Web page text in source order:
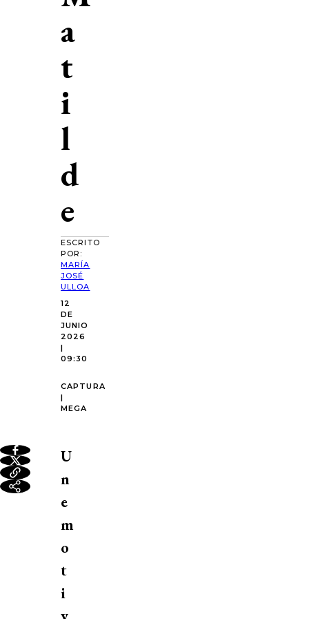
a
t
i
l
d
e
ESCRITO
POR:
MARÍA
JOSÉ
ULLOA
12
DE
JUNIO
2026
|
09:30
CAPTURA
|
MEGA
U
n
e
m
o
t
i